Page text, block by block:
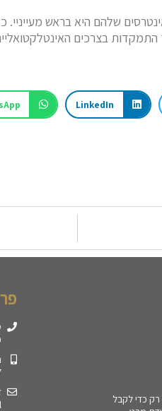
שלהם היא בראש
בצרכים
LinkedIn
כדי לקבל